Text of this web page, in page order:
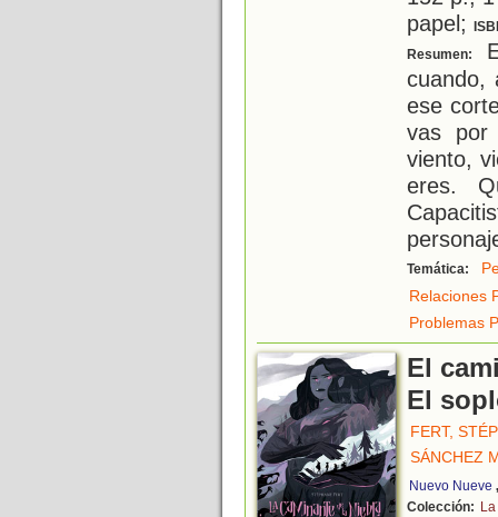
papel;
Resumen:
cuando,
ese
vas por
viento,
eres.
Temática:
Relaciones
Problemas
El
El
FERT,
SÁNCHEZ
Nuevo Nueve
Colección: